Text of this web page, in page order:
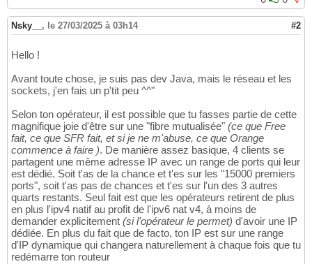
Nsky__ , le 27/03/2025 à 03h14 #2
Hello !
Avant toute chose, je suis pas dev Java, mais le réseau et les
sockets, j'en fais un p'tit peu ^^"
Selon ton opérateur, il est possible que tu fasses partie de cette
magnifique joie d'être sur une "fibre mutualisée" (ce que Free
fait, ce que SFR fait, et si je ne m'abuse, ce que Orange
commence à faire ). De manière assez basique, 4 clients se
partagent une même adresse IP avec un range de ports qui leur
est dédié. Soit t'as de la chance et t'es sur les "15000 premiers
ports", soit t'as pas de chances et t'es sur l'un des 3 autres
quarts restants. Seul fait est que les opérateurs retirent de plus
en plus l'ipv4 natif au profit de l'ipv6 nat v4, à moins de
demander explicitement (si l'opérateur le permet) d'avoir une IP
dédiée. En plus du fait que de facto, ton IP est sur une range
d'IP dynamique qui changera naturellement à chaque fois que tu
redémarre ton routeur